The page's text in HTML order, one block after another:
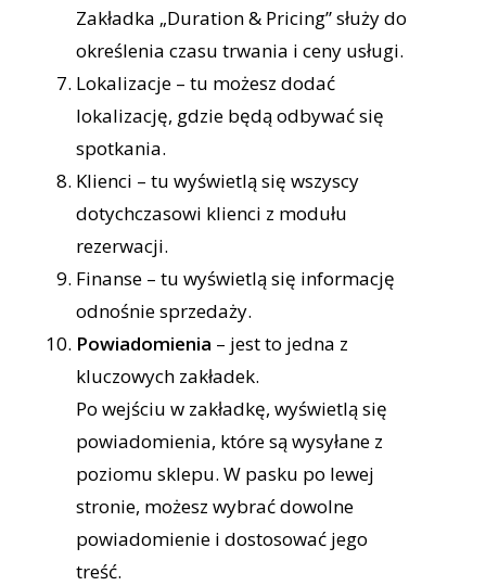
Zakładka „Duration & Pricing” służy do
określenia czasu trwania i ceny usługi.
Lokalizacje – tu możesz dodać
lokalizację, gdzie będą odbywać się
spotkania.
Klienci – tu wyświetlą się wszyscy
dotychczasowi klienci z modułu
rezerwacji.
Finanse – tu wyświetlą się informację
odnośnie sprzedaży.
Powiadomienia – jest to jedna z
kluczowych zakładek.
Po wejściu w zakładkę, wyświetlą się
powiadomienia, które są wysyłane z
poziomu sklepu. W pasku po lewej
stronie, możesz wybrać dowolne
powiadomienie i dostosować jego
treść.